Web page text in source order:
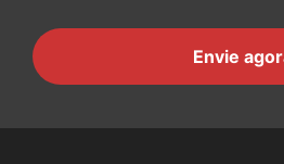
Envie